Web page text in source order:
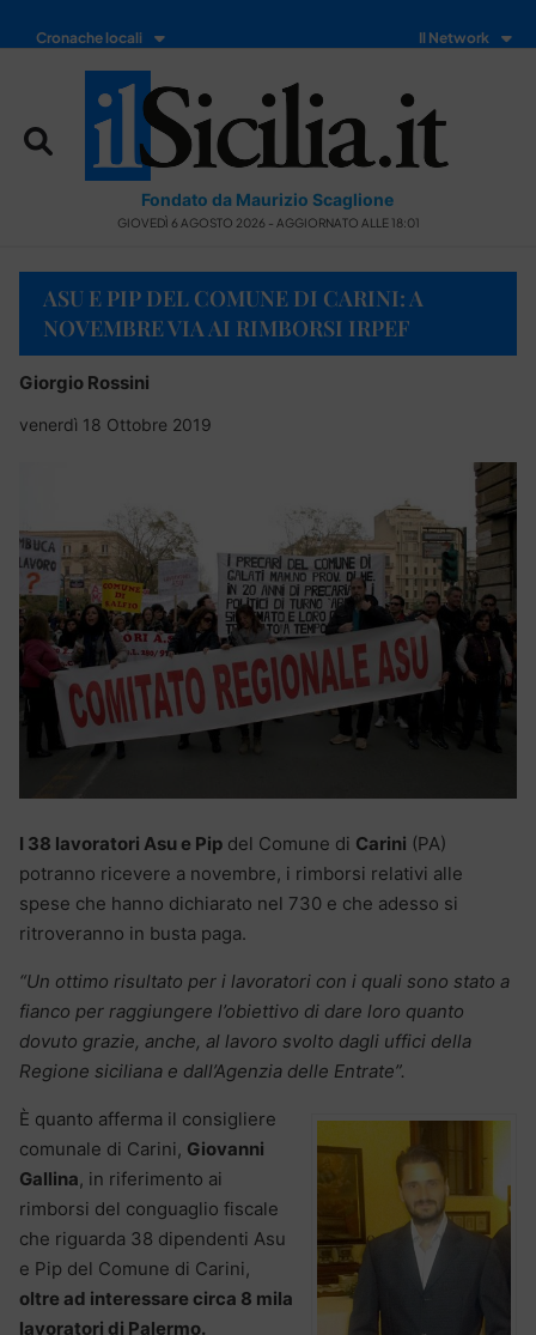
Cronache locali Il Network
Fondato da Maurizio Scaglione
GIOVEDÌ 6 AGOSTO 2026 - AGGIORNATO ALLE 18:01
ASU E PIP DEL COMUNE DI CARINI: A
NOVEMBRE VIA AI RIMBORSI IRPEF
Giorgio Rossini
venerdì 18 Ottobre 2019
I 38 lavoratori Asu e Pip del Comune di Carini (PA)
potranno ricevere a novembre, i rimborsi relativi alle
spese che hanno dichiarato nel 730 e che adesso si
ritroveranno in busta paga.
“Un ottimo risultato per i lavoratori con i quali sono stato a
fianco per raggiungere l’obiettivo di dare loro quanto
dovuto grazie, anche, al lavoro svolto dagli uffici della
Regione siciliana e dall’Agenzia delle Entrate”.
È quanto afferma il consigliere
comunale di Carini, Giovanni
Gallina, in riferimento ai
rimborsi del conguaglio fiscale
che riguarda 38 dipendenti Asu
e Pip del Comune di Carini,
oltre ad interessare circa 8 mila
lavoratori di Palermo.